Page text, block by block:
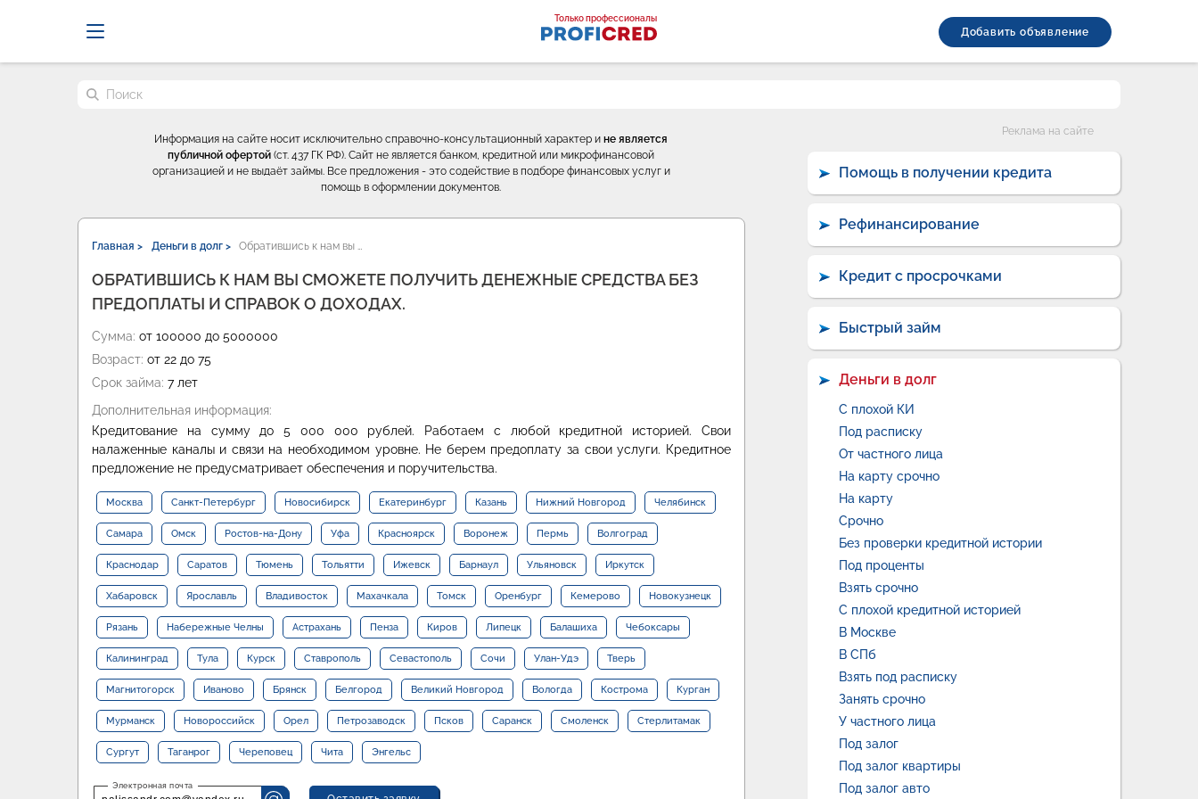
Только профессионалы
Добавить объявление
Поиск по сайту
Информация на сайте носит исключительно справочно-консультационный характер ине является
публичной офертой (ст. 437 ГК РФ). Сайт не является банком, кредитной или микрофинансовой
организацией и не выдаёт займы. Все предложения - это содействие в подборе финансовых услуг и
помощь в оформлении документов.
Главная > Деньги в долг > Обратившись к нам вы …
ОБРАТИВШИСЬ К НАМ ВЫ СМОЖЕТЕ ПОЛУЧИТЬ ДЕНЕЖНЫЕ СРЕДСТВА БЕЗ
ПРЕДОПЛАТЫ И СПРАВОК О ДОХОДАХ.
Сумма: от 100000 до 5000000
Возраст: от 22 до 75
Срок займа: 7 лет
Дополнительная информация:
Кредитование на сумму до 5 000 000 рублей. Работаем с любой кредитной историей. Свои
налаженные каналы и связи на необходимом уровне. Не берем предоплату за свои услуги. Кредитное
предложение не предусматривает обеспечения и поручительства.
Москва Санкт-Петербург Новосибирск Екатеринбург Казань Нижний Новгород Челябинск
Самара Омск Ростов-на-Дону Уфа Красноярск Воронеж Пермь Волгоград
Краснодар Саратов Тюмень Тольятти Ижевск Барнаул Ульяновск Иркутск
Хабаровск Ярославль Владивосток Махачкала Томск Оренбург Кемерово Новокузнецк
Рязань Набережные Челны Астрахань Пенза Киров Липецк Балашиха Чебоксары
Калининград Тула Курск Ставрополь Севастополь Сочи Улан-Удэ Тверь
Магнитогорск Иваново Брянск Белгород Великий Новгород Вологда Кострома Курган
Мурманск Новороссийск Орел Петрозаводск Псков Саранск Смоленск Стерлитамак
Сургут Таганрог Череповец Чита Энгельс
Реклама на сайте
Помощь в получении кредита
Рефинансирование
Кредит с просрочками
Быстрый займ
Деньги в долг
С плохой КИ
Под расписку
От частного лица
На карту срочно
На карту
Срочно
Без проверки кредитной истории
Под проценты
Взять срочно
С плохой кредитной историей
В Москве
В СПб
Взять под расписку
Занять срочно
У частного лица
Под залог
Под залог квартиры
Под залог авто